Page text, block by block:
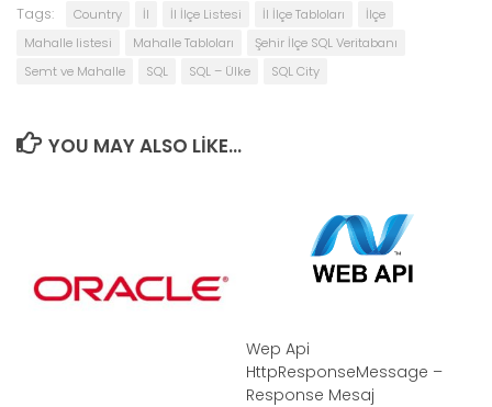
Tags: Country İl İl İlçe Listesi İl İlçe Tabloları
İlçe
Mahalle listesi
Mahalle Tabloları
Şehir İlçe SQL Veritabanı
Semt ve Mahalle
SQL SQL – Ülke SQL City
YOU MAY ALSO LIKE...
Wep Api
HttpResponseMessage –
Response Mesaj